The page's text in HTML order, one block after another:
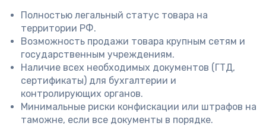
Полностью легальный статус товара на
территории РФ.
Возможность продажи товара крупным сетям и
государственным учреждениям.
Наличие всех необходимых документов (ГТД,
сертификаты) для бухгалтерии и
контролирующих органов.
Минимальные риски конфискации или штрафов на
таможне, если все документы в порядке.